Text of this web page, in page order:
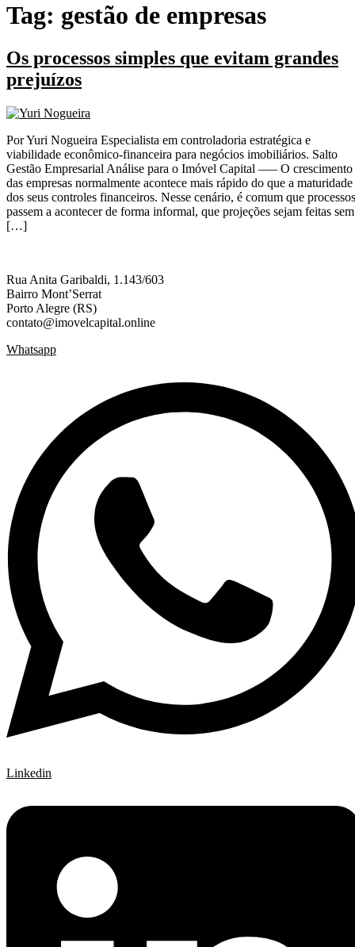
Tag: gestão de empresas
Os processos simples que evitam grandes
prejuízos
Por Yuri Nogueira Especialista em controladoria estratégica e
viabilidade econômico-financeira para negócios imobiliários. Salto
Gestão Empresarial Análise para o Imóvel Capital —– O crescimento
das empresas normalmente acontece mais rápido do que a maturidade
dos seus controles financeiros. Nesse cenário, é comum que processos
passem a acontecer de forma informal, que projeções sejam feitas sem
[…]
Rua Anita Garibaldi, 1.143/603
Bairro Mont’Serrat
Porto Alegre (RS)
contato@imovelcapital.online
Whatsapp
Linkedin